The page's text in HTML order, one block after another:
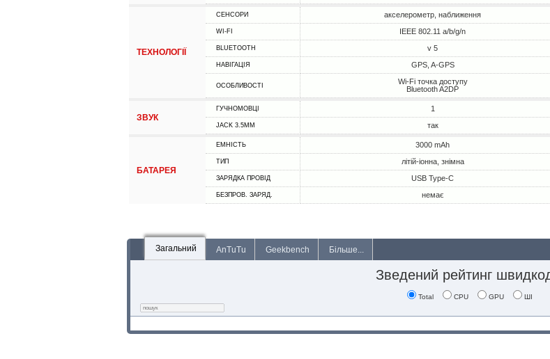
ТЕХНОЛОГІЇ
СЕНСОРИ акселерометр, наближення
WI-FI IEEE 802.11 a/b/g/n
BLUETOOTH v 5
НАВІГАЦІЯ GPS, A-GPS
ОСОБЛИВОСТІ
Wi-Fi точка доступу
Bluetooth A2DP
ЗВУК
ГУЧНОМОВЦІ 1
JACK 3.5MM так
БАТАРЕЯ
ЕМНІСТЬ 3000 mAh
ТИП літій-іонна, знімна
ЗАРЯДКА ПРОВІД USB Type-C
БЕЗПРОВ. ЗАРЯД. немає
Загальний AnTuTu Geekbench Більше...
Зведений рейтинг
Total CPU GPU ШІ